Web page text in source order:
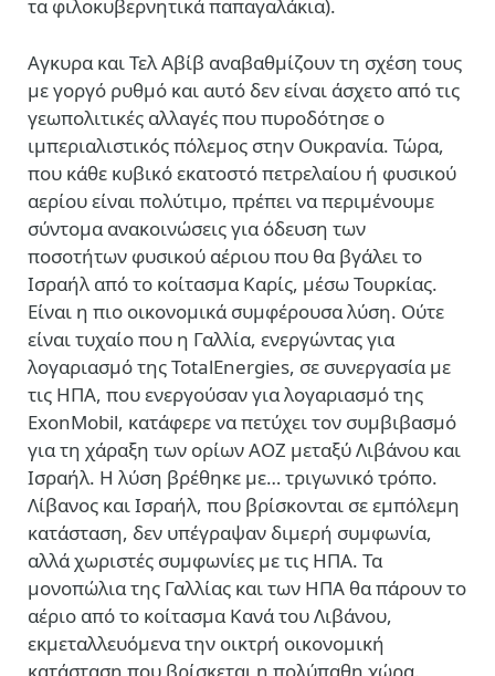
τα φιλοκυβερνητικά παπαγαλάκια).
Αγκυρα και Τελ Αβίβ αναβαθμίζουν τη σχέση τους
με γοργό ρυθμό και αυτό δεν είναι άσχετο από τις
γεωπολιτικές αλλαγές που πυροδότησε ο
ιμπεριαλιστικός πόλεμος στην Ουκρανία. Τώρα,
που κάθε κυβικό εκατοστό πετρελαίου ή φυσικού
αερίου είναι πολύτιμο, πρέπει να περιμένουμε
σύντομα ανακοινώσεις για όδευση των
ποσοτήτων φυσικού αέριου που θα βγάλει το
Ισραήλ από το κοίτασμα Καρίς, μέσω Τουρκίας.
Είναι η πιο οικονομικά συμφέρουσα λύση. Ούτε
είναι τυχαίο που η Γαλλία, ενεργώντας για
λογαριασμό της TotalEnergies, σε συνεργασία με
τις ΗΠΑ, που ενεργούσαν για λογαριασμό της
ΕxonMobil, κατάφερε να πετύχει τον συμβιβασμό
για τη χάραξη των ορίων ΑΟΖ μεταξύ Λιβάνου και
Ισραήλ. Η λύση βρέθηκε με… τριγωνικό τρόπο.
Λίβανος και Ισραήλ, που βρίσκονται σε εμπόλεμη
κατάσταση, δεν υπέγραψαν διμερή συμφωνία,
αλλά χωριστές συμφωνίες με τις ΗΠΑ. Τα
μονοπώλια της Γαλλίας και των ΗΠΑ θα πάρουν το
αέριο από το κοίτασμα Κανά του Λιβάνου,
εκμεταλλευόμενα την οικτρή οικονομική